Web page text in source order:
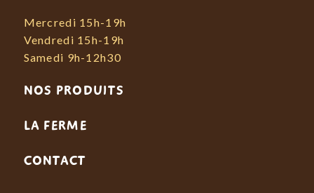
Mercredi 15h-19h
Vendredi 15h-19h
Samedi 9h-12h30
NOS PRODUITS
LA FERME
CONTACT